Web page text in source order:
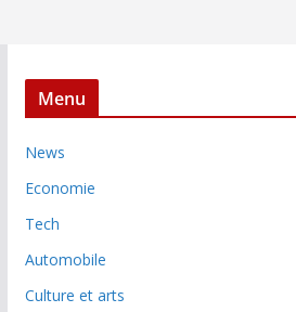
Menu
News
Economie
Tech
Automobile
Culture et arts